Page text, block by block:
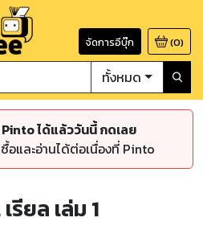
จัดการอีบุ๊ก (0)
ทั้งหมด
ได้แล้ววันนี้ กดเลย
และอ่านได้ต่อเนื่องที่ Pinto
รียล เล่ม 1